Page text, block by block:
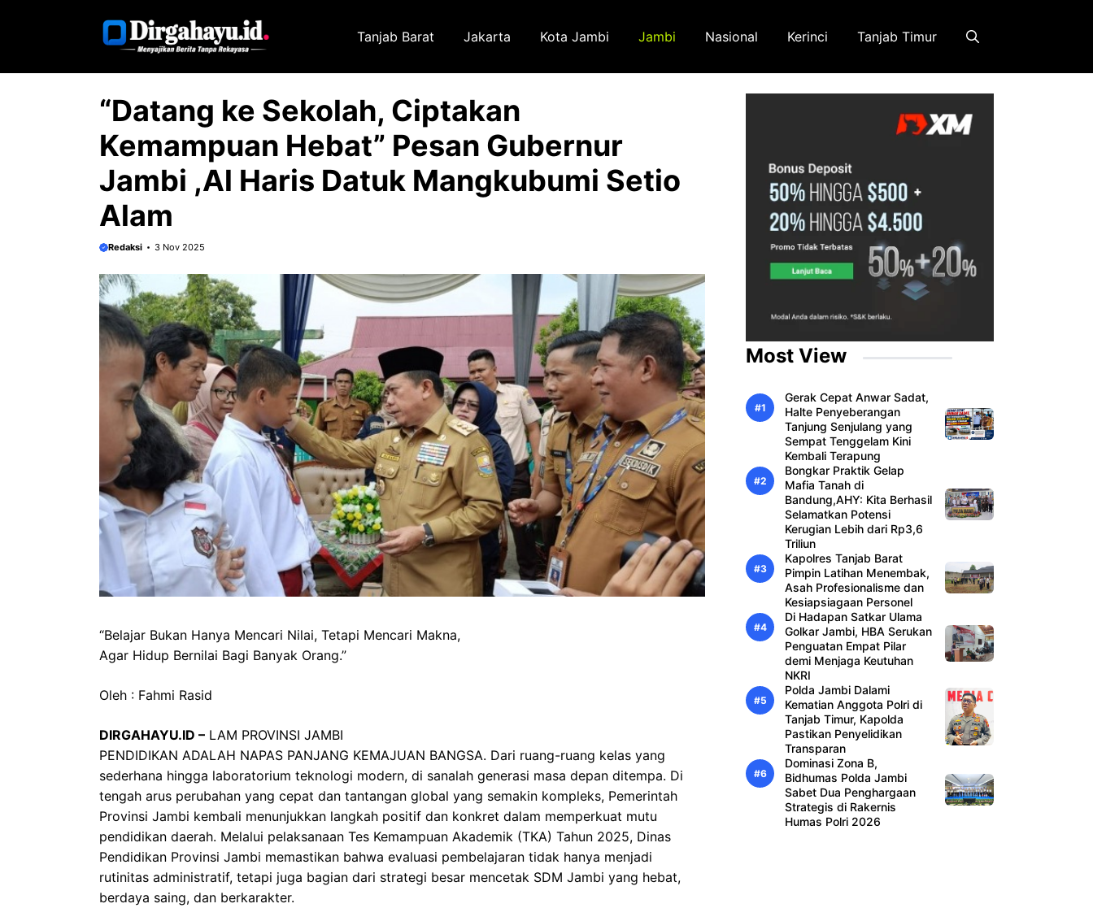
Tanjab Barat Jakarta Kota Jambi Jambi Nasional Kerinci Tanjab Timur
“Datang ke Sekolah, Ciptakan
Kemampuan Hebat” Pesan Gubernur
Jambi ,Al Haris Datuk Mangkubumi Setio
Alam
Redaksi 3 Nov 2025
“Belajar Bukan Hanya Mencari Nilai, Tetapi Mencari Makna,
Agar Hidup Bernilai Bagi Banyak Orang.”
Oleh : Fahmi Rasid
DIRGAHAYU.ID – LAM PROVINSI JAMBI
PENDIDIKAN ADALAH NAPAS PANJANG KEMAJUAN BANGSA. Dari ruang-ruang kelas yang
sederhana hingga laboratorium teknologi modern, di sanalah generasi masa depan ditempa. Di
tengah arus perubahan yang cepat dan tantangan global yang semakin kompleks, Pemerintah
Provinsi Jambi kembali menunjukkan langkah positif dan konkret dalam memperkuat mutu
pendidikan daerah. Melalui pelaksanaan Tes Kemampuan Akademik (TKA) Tahun 2025, Dinas
Pendidikan Provinsi Jambi memastikan bahwa evaluasi pembelajaran tidak hanya menjadi
rutinitas administratif, tetapi juga bagian dari strategi besar mencetak SDM Jambi yang hebat,
berdaya saing, dan berkarakter.
Most View
Gerak Cepat Anwar Sadat,
Halte Penyeberangan
Tanjung Senjulang yang
Sempat Tenggelam Kini
Kembali Terapung
Bongkar Praktik Gelap
Mafia Tanah di
Bandung,AHY: Kita Berhasil
Selamatkan Potensi
Kerugian Lebih dari Rp3,6
Triliun
Kapolres Tanjab Barat
Pimpin Latihan Menembak,
Asah Profesionalisme dan
Kesiapsiagaan Personel
Di Hadapan Satkar Ulama
Golkar Jambi, HBA Serukan
Penguatan Empat Pilar
demi Menjaga Keutuhan
NKRI
Polda Jambi Dalami
Kematian Anggota Polri di
Tanjab Timur, Kapolda
Pastikan Penyelidikan
Transparan
Dominasi Zona B,
Bidhumas Polda Jambi
Sabet Dua Penghargaan
Strategis di Rakernis
Humas Polri 2026